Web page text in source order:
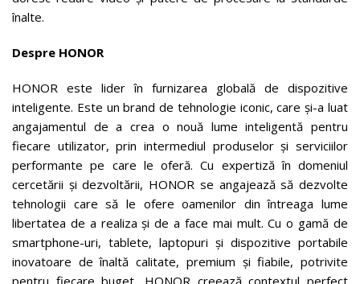
înalte.
Despre HONOR
HONOR este lider în furnizarea globală de dispozitive
inteligente. Este un brand de tehnologie iconic, care și-a luat
angajamentul de a crea o nouă lume inteligentă pentru
fiecare utilizator, prin intermediul produselor și serviciilor
performante pe care le oferă. Cu expertiză în domeniul
cercetării și dezvoltării, HONOR se angajează să dezvolte
tehnologii care să le ofere oamenilor din întreaga lume
libertatea de a realiza și de a face mai mult. Cu o gamă de
smartphone-uri, tablete, laptopuri și dispozitive portabile
inovatoare de înaltă calitate, premium și fiabile, potrivite
pentru fiecare buget, HONOR creează contextul perfect